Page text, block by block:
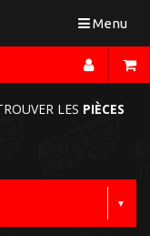
Toggle
Menu
LES PIÈCES